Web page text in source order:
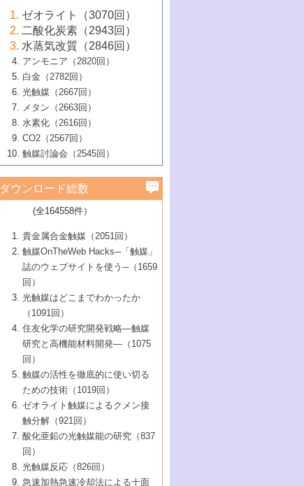
大学：オンライン・対面開催）
6号 メタン転換技術の最新動向
B号 第125回触媒討論会（2020年・工学
院大学）
5号 固体触媒による含窒素有機化合物変
換の最前線
6号 貴金属使用量低減に向けた自動車排
ガス浄化触媒の開発
B号 第123回触媒討論会（2019年・大阪
B号 第121回触媒討論会（2018年・東京
大学）
5号 水素のふるまいを解き明かす最先端
研究
6号 低級アルカンの有効利用のための触
媒技術
B号 第119回触媒討論会（2017年・首都
大学東京）
媒技術
3号 触媒研究の最先端～とびたて若き研究
者たち～（1）
4号 触媒研究の最先端～とびたて若き研究
者たち～（2）
5号 触媒研究の最先端～とびたて若き研究
者たち～（3）
6号 イオニクス材料と燃料電池・電解合成
の最新の研究動向
B号 第117回触媒討論会（2016年・大阪府
立大学）
2号 石油精製用触媒の最近の進展
3号 固体酸化物形燃料電池（SOFC）におけ
るアノード触媒上での燃料直接改質技術
4号 コアシェル構造の制御による触媒機能
5号 工業触媒およびその周辺技術の最近の
進歩
6号 ナノシート
B号 第115回触媒討論会（2015年・成蹊大
2号 光触媒反応機構に関する最新の研究動
向
開発動向
4号 人工光合成に向けた近年のアプローチ
5号 未利用熱エネルギーの有効活用に貢献
する触媒技術
6号 ポリオキソメタレート
B号 第113回触媒討論会（2014年・ロワジ
ールホテル豊橋）
1号 高耐久性燃料電池システム用触媒にお
ける新展開
2号 リビングラジカル重合の最近の動向
3号 天然ガスの化学工業的展開に関する触
媒技術
4号 貴金属触媒の精密構造制御とその活用
5号 バイオマス化成品製造のための固体触
6号 ナノ空間─吸着状態解析から新機能開拓
B号 第111回触媒討論会（2013年・関西大
▼54巻（2012年）
1号 規則性多孔体の利用技術における最近
の進歩
2号 第109回触媒討論会
3号 貴金属低減技術の最新動向
4号 貴金属代替技術の最新動向
5号 光触媒による物質変換反応の新展開
6号 グラフェン
7号 水素を利用する化成品合成の新潮流
▼53巻（2011年）
1号 金属学から見る合金触媒の新展開
2号 第107回触媒討論会
3号 触媒のその場観察法の進歩（１）
4号 触媒のその場観察法の進歩（２）
5号 不活性結合の触媒的活性化による有機
合成
6号 新しい固体酸触媒技術
7号 ゼオライト合成における最近の進歩
▼52巻（2010年）
1号 触媒の劣化対策と長寿命触媒開発
2号 第105回触媒討論会
3号 ナノ構造が拓く新機能
4号 活性サイトおよびその環境の精密な設
計による触媒の高機能化
5号 触媒を有効に使うための技術
7号 有機分子触媒による精密有機合成
8号 高機能化ポリオレフィンに向けた重合
触媒の最近の進展
1号 炭素材料－熱い注目を集める材料－
2号 第103回触媒討論会
3号 環境浄化用光触媒の現状と課題
4号 水素社会の実現に向けた水素製造・貯
蔵技術の進歩
5号 CO2が関わる触媒・材料
7号 持続可能社会実現のための触媒および
触媒関連技術
▼50巻（2008年）
1号 触媒化学と学会のこの10年，半世紀，
そして未来
2号 第101回触媒討論会
4号 錯体を利用したユニークな表面構造の
構築と機能
5号 若手会員による触媒研究の未来展望1：
企業編
6号 第102回触媒討論会
7号 触媒・化学反応における計算化学の進
8号 若手研究者による触媒研究の未来展望
2：大学・研究所編
▼49巻（2007年）
1号 含フッ素化合物の合成と触媒
2号 第99回触媒討論会
3号 実用的ファインケミカル合成プロセス
を実現する触媒
5号 こんな物質，あんな物質―新たな触媒
の可能性―
7号 『結晶の化学』を活かした触媒研究
8号 イオン液体の応用
▼48巻（2006年）
1号 固体酸触媒の最近の進歩
2号 第97回触媒討論会
3号 リビング重合触媒の最近の展開
5号 水素製造・貯蔵のための触媒技術の新
しい展開
6号 第98回触媒討論会
7号 基礎化学品製造の触媒技術
8号 多機能型リアクター
1号 最近の触媒担体とその効果
2号 第95回触媒討論会
4号 水分解用光触媒材料
5号 時間分解分光の進歩と応用
6号 第96回触媒討論会
8号 超臨界流体を用いた化学プロセスの新
▼46巻（2004年）
1号 部分酸化反応触媒の最前線
2号 第93回触媒討論会
3号 特殊エネルギー場の触媒反応
4号 生体内における金属の触媒作用
5号 ファインケミカルズの展開に寄与する
6号 第94回触媒討論会
7号 サブナノレベルでみた新しい表面現象
8号 オレフィン重合触媒の新たな展
▼45巻（2003年）
1号 なぜこの触媒が良いのか？
2号 第91回触媒討論会
3号 最近の自動車排ガス処理技術
4号 触媒研究の現状と将来─第90回触媒討論
5号 基礎化学品製造の触媒技術
6号 第92回触媒討論会
7号 基礎化学品製造の触媒技術
8号 資源の循環と触媒技術
▼44巻（2002年）
1号 高次制御された触媒の化学
2号 第89回触媒討論会
3号 触媒を利用した電気化学の新展開
4号 ナノ材料の調製と機能化
5号 こんな触媒が欲しい
6号 第90回触媒討論会
7号 触媒研究と学術雑誌/情報
8号 若い世代からみた触媒化学の現状と未
▼43巻（2001年）
1号 グリーンケミストリーと触媒
2号 第87回触媒討論会特集号
3号 生体触媒とバイオプロセス
4号 水素製造・利用の触媒化学
5号 触媒研究における新しい切り口：コン
ビナトリアルケミストリー
6号 第88回触媒討論会特集号
7号 企業における触媒研究のブレークスル
8号 この材料を触媒として使ってみません
▼42巻（2000年）
1号 触媒反応工学の明日を拓く
2号 第85回触媒討論会
3号 反応ダイナミクス
5号 触媒のおもしろさをどのように伝える
6号 第86回触媒討論会
7号 水素化精製触媒の新しい展開
8号 新しい反応性と機能性を目指した金属
クラスタ-化学
▼41巻（1999年）
1号 孔、穴、あな?-特異な空間とその利用-
2号 第83回触媒討論会
3号 均一系触媒反応最前線
4号 実用炭素材料の新展開
5号 研究の方法論を考える
7号 機能性金属材料と触媒
8号 触媒研究へのNMRの応用と展望
▼40巻（1998年）
進展と21世紀への提言/創立40周年記念・触
媒学会この10年の歩みとこれから/創立40周
2号 第81回触媒討論会
3号 計算機触媒化学へのさそい
4号 触媒劣化の制御と予測
5号 最新の実用プロセスと触媒
6号 第82回触媒討論会
1号 均一系と不均一系触媒反応-その特徴と
接点
2号 第79回触媒討論会
3号 最新NO除去触媒の実用化研究
4号 新しい反応場を目指した触媒調製
5号 反応・分離技術の新しい展開
6号 第80回触媒討論会
▼38巻（1996年）
1号 触媒の構造と触媒作用/C1化学を中心と
する21世紀への触媒
3号 オリンピックメダル:金・銀・銅はどん
な触媒作用を示すか
4号 触媒作用における機能の複合化
▼37巻（1995年）
1号 ファインケミカルズと固体触媒
2号 第75回触媒討論会
3号 希土類を利用した触媒
4号 触媒とリサイクル
5号 エネルギー変換触媒
▼36巻（1994年）
1号 電気化学と触媒
2号 第73回触媒討論会
3号 C4化学の展開
4号 《通常号》
▼35巻（1993年）
1号 工業触媒開発マニュアル―探索から工
業化まで
2号 第71回触媒討論会
▼34巻（1992年）
1号 インパクトを与えたこの研究
2号 第69回触媒討論会
▼33巻（1991年）
1号 触媒プロセス開発マニュアル―探索か
▼32巻（1990年）
ゼオライト（3070回）
二酸化炭素（2943回）
水蒸気改質（2846回）
アンモニア（2820回）
白金（2782回）
光触媒（2667回）
メタン（2663回）
水素化（2616回）
CO2（2567回）
触媒討論会（2545回）
ダウンロード総数
(全164558件）
貴金属合金触媒（2051回）
触媒OnTheWeb Hacks─「触媒」
誌のウェブサイトを使う─（1659
回）
光触媒はどこまでわかったか
（1091回）
住友化学の研究開発戦略―触媒
研究と高機能材料開発―（1075
回）
触媒の活性を徹底的に使い切る
ための技術（1019回）
ゼオライト触媒によるクメン接
触分解（921回）
酸化亜鉛の光触媒能の研究（837
回）
光触媒反応（826回）
急速加熱急速冷却法による十面